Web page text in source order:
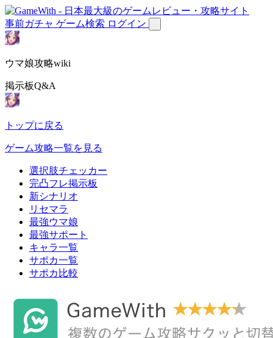
事前ガチャ ゲーム検索 ログイン
ウマ娘攻略wiki
掲示板Q&A
トップに戻る
ゲーム攻略一覧を見る
選択肢チェッカー
完凸フレ掲示板
新シナリオ
リセマラ
最強ウマ娘
最強サポート
キャラ一覧
サポカ一覧
サポカ比較